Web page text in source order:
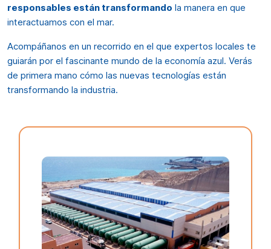
responsables están transformando la manera en que
interactuamos con el mar.
Acompáñanos en un recorrido en el que expertos locales te
guiarán por el fascinante mundo de la economía azul. Verás
de primera mano cómo las nuevas tecnologías están
transformando la industria.